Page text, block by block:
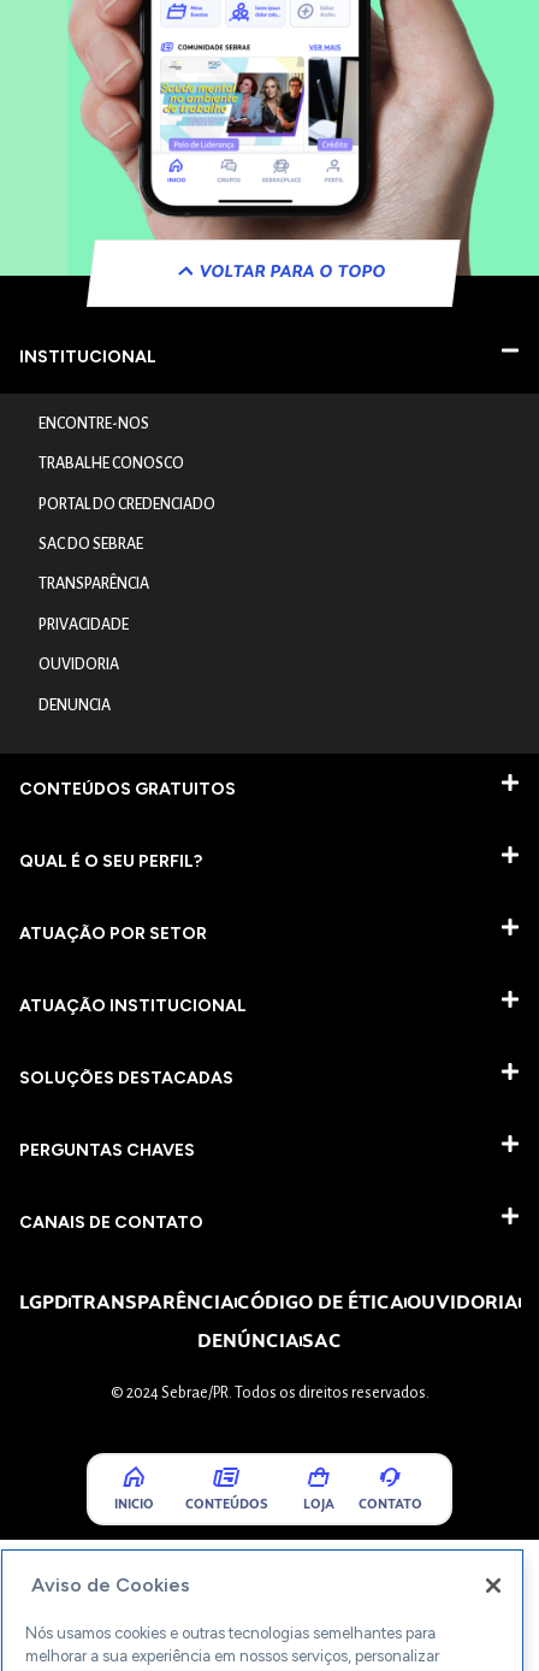
VOLTAR PARA O TOPO
INSTITUCIONAL
ENCONTRE-NOS
TRABALHE CONOSCO
PORTAL DO CREDENCIADO
SAC DO SEBRAE
TRANSPARÊNCIA
PRIVACIDADE
OUVIDORIA
DENUNCIA
CONTEÚDOS GRATUITOS
QUAL É O SEU PERFIL?
ATUAÇÃO POR SETOR
ATUAÇÃO INSTITUCIONAL
SOLUÇÕES DESTACADAS
PERGUNTAS CHAVES​
CANAIS DE CONTATO
LGPDTRANSPARÊNCIACÓDIGO DE ÉTICAOUVIDORIA
DENÚNCIASAC
© 2024 Sebrae/PR. Todos os direitos reservados.
INICIO CONTEÚDOS LOJA CONTATO
Aviso de Cookies
Nós usamos cookies e outras tecnologias semelhantes para
melhorar a sua experiência em nossos serviços, personalizar